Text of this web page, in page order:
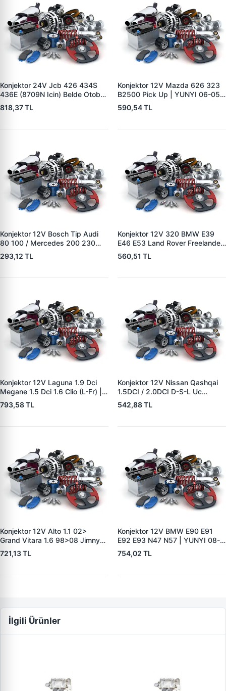
Konjektor 24V Jcb 426 434S
436E (8709N Icin) Belde Otobüs
Y.M. | YUNYI 01-034 | OEM 714
40388
818,37 TL
Konjektor 12V Mazda 626 323
B2500 Pick Up | YUNYI 06-050
| OEM 23127VB310
231150V010
590,54 TL
Konjektor 12V Bosch Tip Audi
80 100 / Mercedes 200 230
250 / BMW | YUNYI 04-080 |
OEM A0021545806
293,12 TL
Konjektor 12V 320 BMW E39
E46 E53 Land Rover Freelander
2.0 TD4 | YUNYI 08-033 | OEM
12317501749 12317792094
560,51 TL
Konjektor 12V Laguna 1.9 Dci
Megane 1.5 Dci 1.6 Clio (L-Fr) |
YUNYI 04-126 | OEM
8200327183 8200660029
793,58 TL
Konjektor 12V Nissan Qashqai
1.5DCI / 2.0DCI D-S-L Uc
Nissan 10-Trail 2.0DCI/Renault
Koleos Jeep 2.0DCI | YUNYI 06-
23215JG71A
542,88 TL
Konjektor 12V Alto 1.1 02>
Grand Vitara 1.6 98>08 Jimny
1.3 4WD 01> | YUNYI 06-116 |
OEM 3250066D00
721,13 TL
Konjektor 12V BMW E90 E91
E92 E93 N47 N57 | YUNYI 08-
058 | OEM 12317603776
12318510088
754,02 TL
İlgili Ürünler